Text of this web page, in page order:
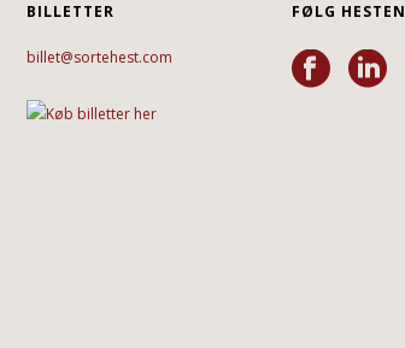
BILLETTER
billet@sortehest.com
FØLG